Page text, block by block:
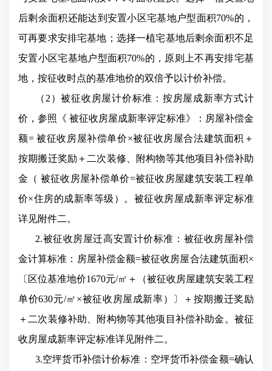
后剩余面积还能达到安置小区宅基地户型面积70%的，
可再要求安排宅基地；选择一植宅基地后剩余面积不足
安置小区宅基地户型面积70%的，原则上不再安排宅基
地，按征收时点的基准地价的双倍予以计价补偿。
（2）被征收房屋计价标准：按房屋成新率方式计
价，参照《 被征收房屋成新率评定标准》：房屋补偿金
额= 被征收房屋补偿单价×被征收房屋合法建筑面积＋
按期搬迁奖励＋二次装修、附构物等其他项目补偿补助
金（ 被征收房屋补偿单价=被征收房屋建筑安装工程单
价×住房的成新率等级）。被征收房屋成新率评定标准
详见附件二。
2.被征收房屋迁高安置计价标准：被征收房屋补偿
金计算标准：房屋补偿金额=被征收房屋合法建筑面积×
〔区位基准地价1670元/㎡＋（被征收房屋建筑安装工程
单价630元/㎡×被征收房屋成新率）〕＋按期搬迁奖励
＋二次装修补助、附构物等其他项目补偿补助金。被征
收房屋成新率评定标准详见附件二。
3.空坪货币补偿计价标准：空坪货币补偿金额=确认